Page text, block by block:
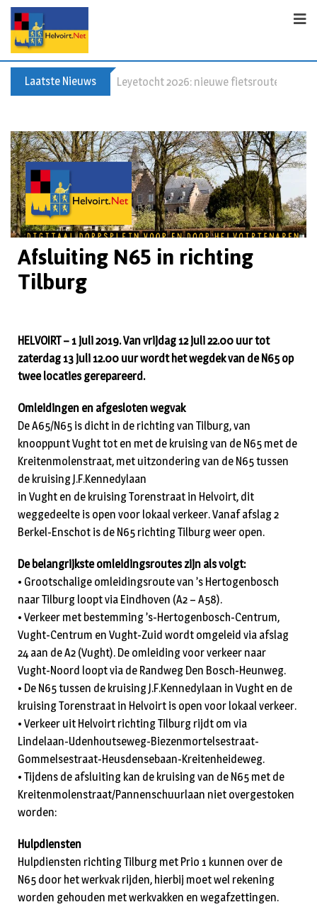
Laatste Nieuws 60+ en nog zin om te voetballen? Kom
Afsluiting N65 in richting
Tilburg
HELVOIRT – 1 juli 2019. Van vrijdag 12 juli 22.00 uur tot
zaterdag 13 juli 12.00 uur wordt het wegdek van de N65 op
twee locaties gerepareerd.
Omleidingen en afgesloten wegvak
De A65/N65 is dicht in de richting van Tilburg, van
knooppunt Vught tot en met de kruising van de N65 met de
Kreitenmolenstraat, met uitzondering van de N65 tussen
de kruising J.F.Kennedylaan
in Vught en de kruising Torenstraat in Helvoirt, dit
weggedeelte is open voor lokaal verkeer. Vanaf afslag 2
Berkel-Enschot is de N65 richting Tilburg weer open.
De belangrijkste omleidingsroutes zijn als volgt:
• Grootschalige omleidingsroute van ’s Hertogenbosch
naar Tilburg loopt via Eindhoven (A2 – A58).
• Verkeer met bestemming ’s-Hertogenbosch-Centrum,
Vught-Centrum en Vught-Zuid wordt omgeleid via afslag
24 aan de A2 (Vught). De omleiding voor verkeer naar
Vught-Noord loopt via de Randweg Den Bosch-Heunweg.
• De N65 tussen de kruising J.F.Kennedylaan in Vught en de
kruising Torenstraat in Helvoirt is open voor lokaal verkeer.
• Verkeer uit Helvoirt richting Tilburg rijdt om via
Lindelaan-Udenhoutseweg-Biezenmortelsestraat-
Gommelsestraat-Heusdensebaan-Kreitenheideweg.
• Tijdens de afsluiting kan de kruising van de N65 met de
Kreitenmolenstraat/Pannenschuurlaan niet overgestoken
worden:
Hulpdiensten
Hulpdiensten richting Tilburg met Prio 1 kunnen over de
N65 door het werkvak rijden, hierbij moet wel rekening
worden gehouden met werkvakken en wegafzettingen.